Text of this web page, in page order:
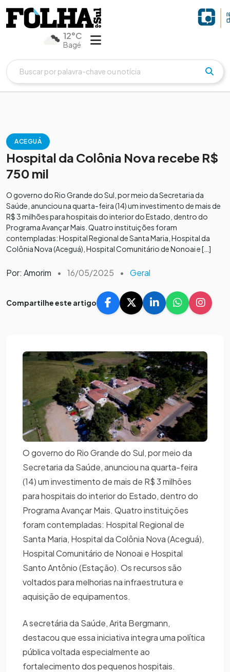
12°C
Bagé
ACEGUÁ
Hospital da Colônia Nova recebe R$
750 mil
O governo do Rio Grande do Sul, por meio da Secretaria da
Saúde, anunciou na quarta-feira (14) um investimento de mais de
R$ 3 milhões para hospitais do interior do Estado, dentro do
Programa Avançar Mais. Quatro instituições foram
contempladas: Hospital Regional de Santa Maria, Hospital da
Colônia Nova (Aceguá), Hospital Comunitário de Nonoai e […]
Por: Amorim • 16/05/2025 • Geral
Compartilhe este artigo
O governo do Rio Grande do Sul, por meio da
Secretaria da Saúde, anunciou na quarta-feira
(14) um investimento de mais de R$ 3 milhões
para hospitais do interior do Estado, dentro do
Programa Avançar Mais. Quatro instituições
foram contempladas: Hospital Regional de
Santa Maria, Hospital da Colônia Nova (Aceguá),
Hospital Comunitário de Nonoai e Hospital
Santo Antônio (Estação). Os recursos são
voltados para melhorias na infraestrutura e
aquisição de equipamentos.
A secretária da Saúde, Arita Bergmann,
destacou que essa iniciativa integra uma política
pública voltada especialmente ao
fortalecimento dos pequenos hospitais.